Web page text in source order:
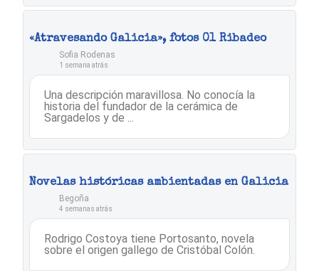
«Atravesando Galicia», fotos 01 Ribadeo
Sofia Rodenas
1 semana atrás
Una descripción maravillosa. No conocía la
historia del fundador de la cerámica de
Sargadelos y de ...
Novelas históricas ambientadas en Galicia
Begoña
4 semanas atrás
Rodrigo Costoya tiene Portosanto, novela
sobre el origen gallego de Cristóbal Colón.